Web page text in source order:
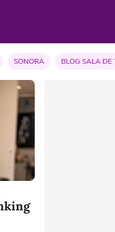
SONORA BLOG SALA DE